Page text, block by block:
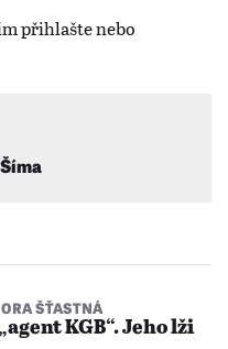
ŠŤASTNÁ
KGB“. Jeho lži